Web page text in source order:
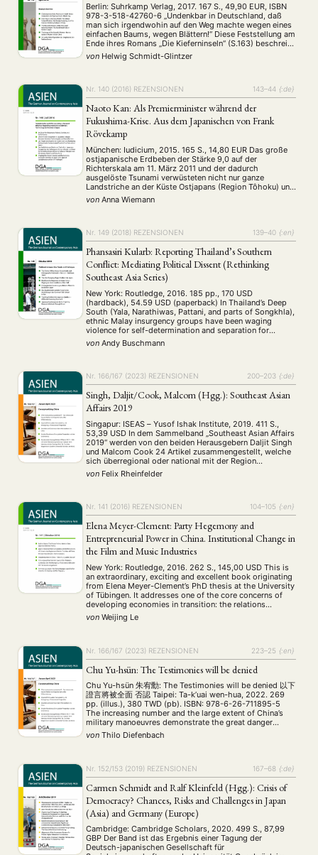
Berlin: Suhrkamp Verlag, 2017. 167 S., 49,90 EUR, ISBN
978-3-518-42760-6 „Undenkbar in Deutschland, daß
man sich irgendwohin auf den Weg machte wegen eines
einfachen Baums, wegen Blättern!“ Diese Feststellung am
Ende ihres Romans „Die Kieferninseln“ (S.163) beschreibt
den Hintergrund zu den zuvor geschilderten Erfahrungen
einer Reise als Folge der Flucht eines vermeintlich
von Helwig Schmidt-Glintzer
Nr. 140 (2016) REZENSIONEN 143–44 {:de}
Naoto Kan: Als Premierminister während der
Fukushima-Krise. Aus dem Japanischen von Frank
Rövekamp
München: Iudicium, 2015. 165 S., 14,80 EUR Das große
ostjapanische Erdbeben der Stärke 9,0 auf der
Richterskala am 11. März 2011 und der dadurch
ausgelöste Tsunami verwüsteten nicht nur ganze
Landstriche an der Küste Ostjapans (Region Tôhoku) und
forderten etliche Opfer, sie führten auch zum
zweitgrößten Atomunfall nach Tschernobyl in der
von Anna Wiemann
Nr. 149 (2018) REZENSIONEN 139–40 {:en}
Phansasiri Kularb: Reporting Thailand’s Southern
Conflict: Mediating Political Dissent (Rethinking
Southeast Asia Series)
New York: Routledge, 2016. 185 pp., 170 USD
(hardback), 54.59 USD (paperback) In Thailand’s Deep
South (Yala, Narathiwas, Pattani, and parts of Songkhla),
ethnic Malay insurgency groups have been waging
violence for self-determination and separation for
decades. The conflict dates back to the annexing of
today’s southern Thailand from Malaysia but exploded in
von Andy Buschmann
Nr. 166/167 (2023) REZENSIONEN 200–203 {:de}
Singh, Daljit/Cook, Malcom (Hgg.): Southeast Asian
Affairs 2019
Singapur: ISEAS – Yusof Ishak Institute, 2019. 411 S.,
53,39 USD In dem Sammelband „Southeast Asian Affairs
2019“ werden von den beiden Herausgebern Daljit Singh
und Malcom Cook 24 Artikel zusammengestellt, welche
sich überregional oder national mit der Region
Südostasien, im Folgenden mit SOA abgekürzt, befassen.
Zu der Region zählen die Autoren 11 Länder, zu …
von Felix Rheinfelder
Nr. 141 (2016) REZENSIONEN 104–105 {:en}
Elena Meyer-Clement: Party Hegemony and
Entrepreneurial Power in China. Institutional Change in
the Film and Music Industries
New York: Routledge, 2016. 262 S., 145,00 USD This is
an extraordinary, exciting and excellent book originating
from Elena Meyer-Clement’s PhD thesis at the University
of Tübingen. It addresses one of the core concerns of
developing economies in transition: the relations
between regime stability and the institutional changes
caused by marketization and commercialization. Plotting
von Weijing Le
Nr. 166/167 (2023) REZENSIONEN 223–25 {:en}
Chu Yu-hsün: The Testimonies will be denied
Chu Yu-hsün 朱宥勳: The Testimonies will be denied 以下
證言將被全面 否認 Taipei: Ta-k’uai wen-hua, 2022. 269
pp. (illus.), 380 TWD (pb). ISBN: 978-6-26-711895-5
The increasing number and the large extent of China’s
military manoeuvres demonstrate the great danger
Taiwan is presently facing. The threat against the island
republic has recently gained more and more attention in
von Thilo Diefenbach
Nr. 152/153 (2019) REZENSIONEN 167–68 {:de}
Carmen Schmidt and Ralf Kleinfeld (Hgg.): Crisis of
Democracy? Chances, Risks and Challenges in Japan
(Asia) and Germany (Europe)
Cambridge: Cambridge Scholars, 2020. 499 S., 87,99
GBP Der Band ist das Ergebnis einer Tagung der
Deutsch-japanischen Gesellschaft für